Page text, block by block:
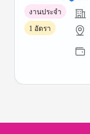
งานประจำ
1 อัตรา
of